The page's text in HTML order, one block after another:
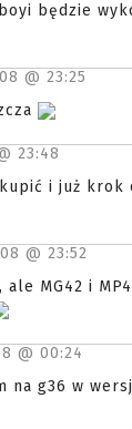
będzie
@ 23:25
23:48
i już krok
@ 23:52
ale MG42 i
@ 00:24
na g36 w